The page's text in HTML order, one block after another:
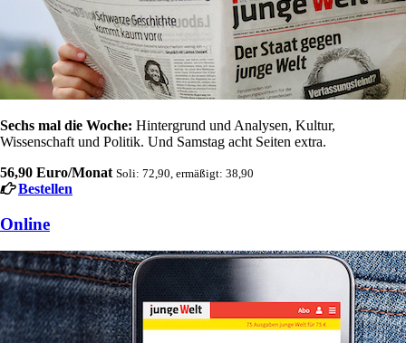
Sechs mal die Woche: Hintergrund und Analysen, Kultur,
Wissenschaft und Politik. Und Samstag acht Seiten extra.
56,90 Euro/Monat Soli: 72,90, ermäßigt: 38,90
Bestellen
Online